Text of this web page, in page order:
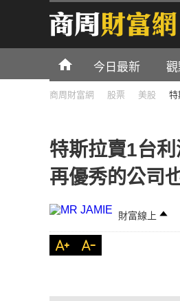
今日最新 觀
商周財富網 股票 美股 特
特斯拉賣1台
再優秀的公司
財富線上